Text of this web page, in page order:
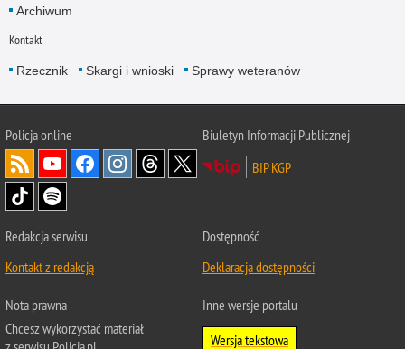
Archiwum
Kontakt
Rzecznik Skargi i wnioski Sprawy weteranów
Policjaonline
Biuletyn Informacji Publicznej
BIP KGP
Redakcja serwisu
Kontakt z redakcją
Dostępność
Deklaracja dostępności
Nota prawna
Chcesz wykorzystać materiał
Inne wersje portalu
Wersja tekstowa